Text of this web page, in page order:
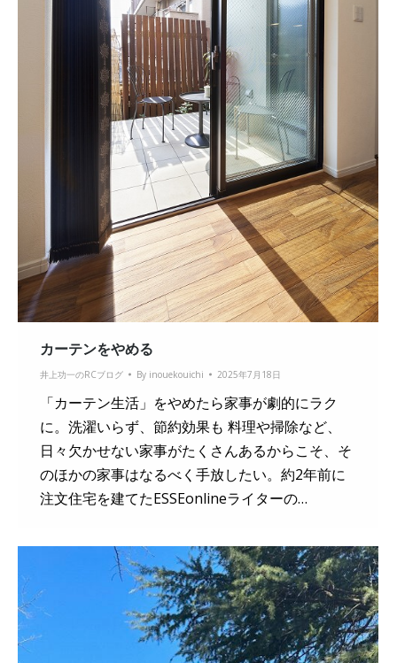
カーテンをやめる
井上功一のRCブログ By inouekouichi 2025年7月18日
「カーテン生活」をやめたら家事が劇的にラク
に。洗濯いらず、節約効果も 料理や掃除など、
日々欠かせない家事がたくさんあるからこそ、そ
のほかの家事はなるべく手放したい。約2年前に
注文住宅を建てたESSEonlineライターの…